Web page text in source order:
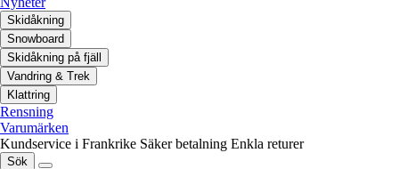
Skidåkning
Snowboard
Skidåkning på fjäll
Vandring & Trek
Klattring
Rensning
Varumärken
Kundservice i Frankrike Säker betalning Enkla returer
Sök